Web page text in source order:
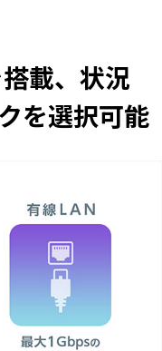
載、状況
を選択可能